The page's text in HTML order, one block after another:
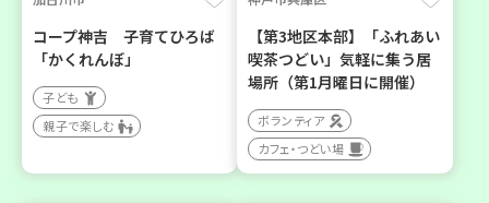
コープ神吉 子育てひろば
「かくれんぼ」
子ども
親子で楽しむ
【第3地区本部】「ふれあい
喫茶つどい」気軽に集う居
場所（第1月曜日に開催）
ボランティア
カフェ・つどい場